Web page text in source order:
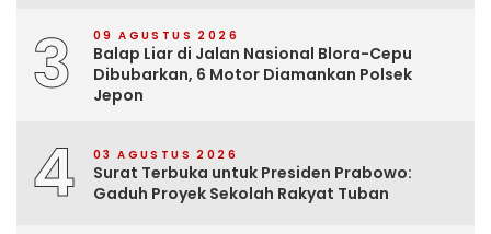
3 09 AGUSTUS 2026
Balap Liar di Jalan Nasional Blora-Cepu
Dibubarkan, 6 Motor Diamankan Polsek
Jepon
4 03 AGUSTUS 2026
Surat Terbuka untuk Presiden Prabowo:
Gaduh Proyek Sekolah Rakyat Tuban